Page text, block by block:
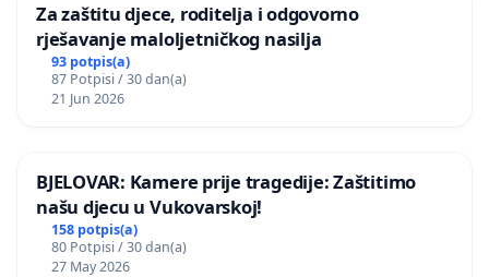
Za zaštitu djece, roditelja i odgovorno
rješavanje maloljetničkog nasilja
93 potpis(a)
87 Potpisi / 30 dan(a)
21 Jun 2026
BJELOVAR: Kamere prije tragedije: Zaštitimo
našu djecu u Vukovarskoj!
158 potpis(a)
80 Potpisi / 30 dan(a)
27 May 2026